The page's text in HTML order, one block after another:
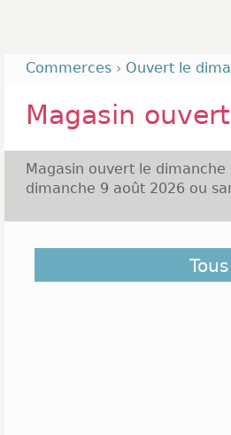
Commerces › Ouvert le
Magasin
Magasin ouvert le dimanche
dimanche 9 août 2026 ou
Découvrez dans la liste ci-
ceux situés à proximité. Ils